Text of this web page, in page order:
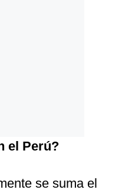
el Perú?
se suma el